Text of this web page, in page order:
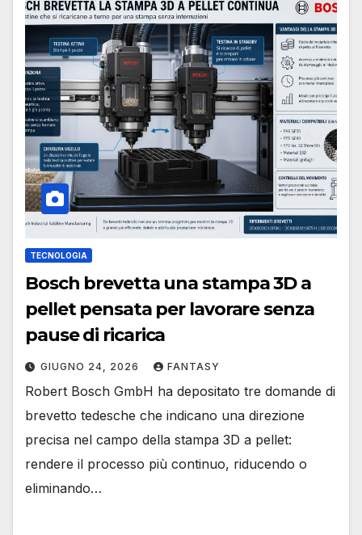
TECNOLOGIA
Bosch brevetta una stampa 3D a
pellet pensata per lavorare senza
pause di ricarica
GIUGNO 24, 2026 FANTASY
Robert Bosch GmbH ha depositato tre domande di
brevetto tedesche che indicano una direzione
precisa nel campo della stampa 3D a pellet:
rendere il processo più continuo, riducendo o
eliminando…